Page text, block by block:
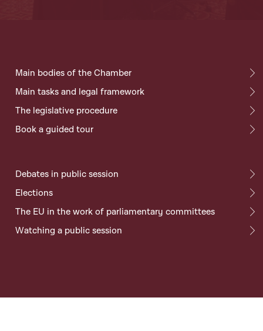
Main bodies of the Chamber
Main tasks and legal framework
The legislative procedure
Book a guided tour
Debates in public session
Elections
The EU in the work of parliamentary committees
Watching a public session